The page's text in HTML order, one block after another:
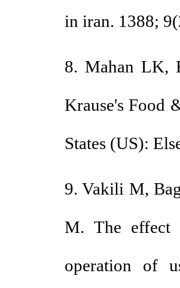
in iran. 1388;
8. Mahan LK,
Krause's Food
States (US):
9. Vakili M,
M. The effect
operation of